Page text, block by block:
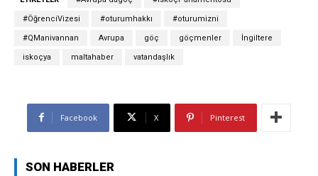
#ÖğrenciVizesi #oturumhakkı #oturumizni
#QManivannan Avrupa göç göçmenler İngiltere
iskoçya maltahaber vatandaşlık
Facebook X Pinterest
SON HABERLER